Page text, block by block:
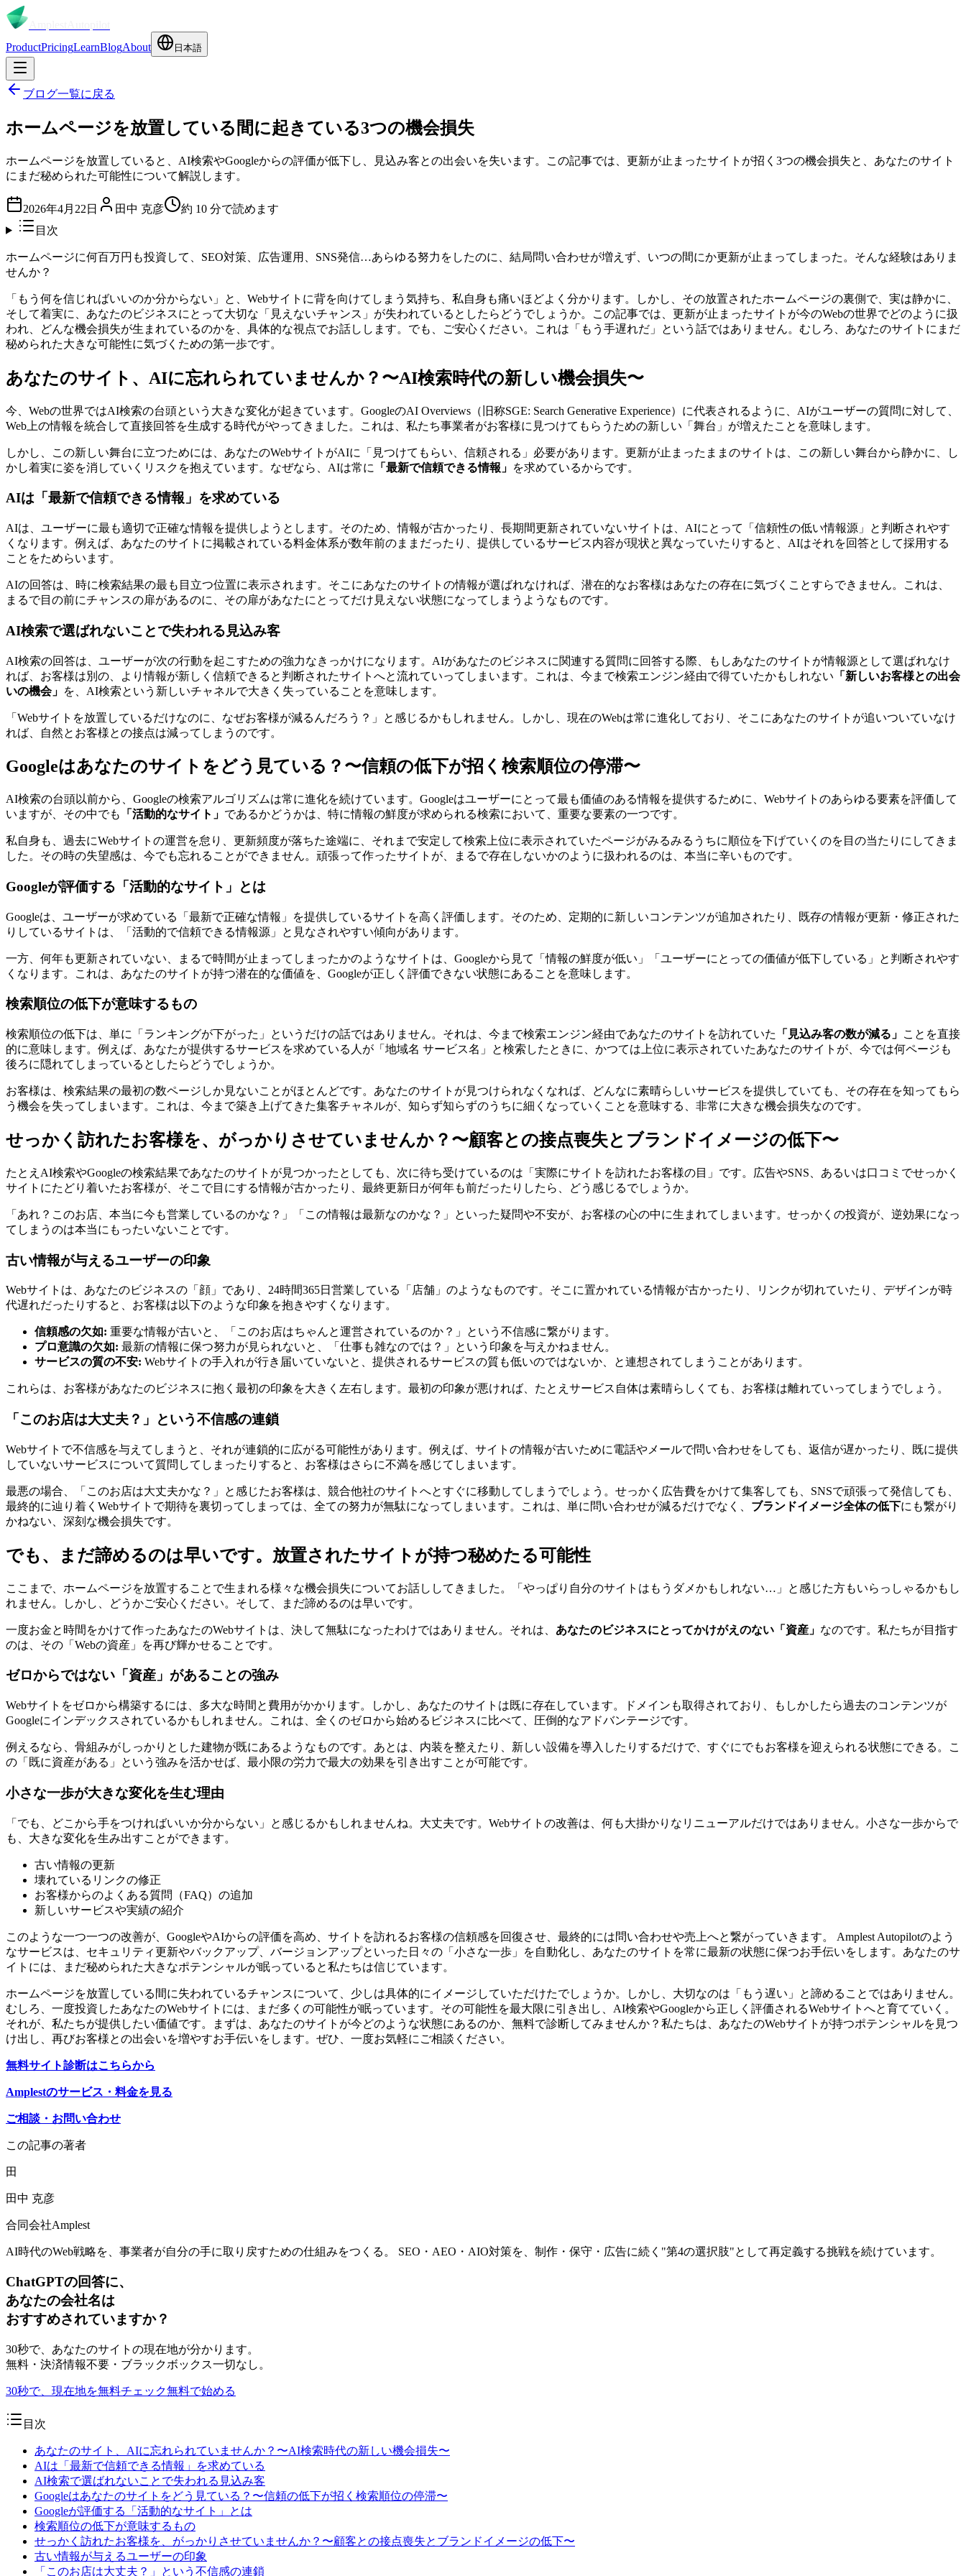
ProductPricingLearnBlogAbout 日本語
ブログ一覧に戻る
ホームページを放置している間に起きている3つの機会損失
ホームページを放置していると、AI検索やGoogleからの評価が低下し、見込み客との出会いを失います。この記事では、更新が止まったサイトが招く3つの機会損失と、あなたのサイト
にまだ秘められた可能性について解説します。
2026年4月22日 田中 克彦 約 10 分で読めます
目次
ホームページに何百万円も投資して、SEO対策、広告運用、SNS発信…あらゆる努力をしたのに、結局問い合わせが増えず、いつの間にか更新が止まってしまった。そんな経験はありま
せんか？
「もう何を信じればいいのか分からない」と、Webサイトに背を向けてしまう気持ち、私自身も痛いほどよく分かります。しかし、その放置されたホームページの裏側で、実は静かに、
そして着実に、あなたのビジネスにとって大切な「見えないチャンス」が失われているとしたらどうでしょうか。この記事では、更新が止まったサイトが今のWebの世界でどのように扱
われ、どんな機会損失が生まれているのかを、具体的な視点でお話しします。でも、ご安心ください。これは「もう手遅れだ」という話ではありません。むしろ、あなたのサイトにまだ
秘められた大きな可能性に気づくための第一歩です。
あなたのサイト、AIに忘れられていませんか？〜AI検索時代の新しい機会損失〜
今、Webの世界ではAI検索の台頭という大きな変化が起きています。GoogleのAI Overviews（旧称SGE: Search Generative Experience）に代表されるように、AIがユーザーの質問に対して、
Web上の情報を統合して直接回答を生成する時代がやってきました。これは、私たち事業者がお客様に見つけてもらうための新しい「舞台」が増えたことを意味します。
しかし、この新しい舞台に立つためには、あなたのWebサイトがAIに「見つけてもらい、信頼される」必要があります。更新が止まったままのサイトは、この新しい舞台から静かに、し
かし着実に姿を消していくリスクを抱えています。なぜなら、AIは常に
「最新で信頼できる情報」 を求めているからです。
AIは「最新で信頼できる情報」を求めている
AIは、ユーザーに最も適切で正確な情報を提供しようとします。そのため、情報が古かったり、長期間更新されていないサイトは、AIにとって「信頼性の低い情報源」と判断されやす
くなります。例えば、あなたのサイトに掲載されている料金体系が数年前のままだったり、提供しているサービス内容が現状と異なっていたりすると、AIはそれを回答として採用する
ことをためらいます。
AIの回答は、時に検索結果の最も目立つ位置に表示されます。そこにあなたのサイトの情報が選ばれなければ、潜在的なお客様はあなたの存在に気づくことすらできません。これは、
まるで目の前にチャンスの扉があるのに、その扉があなたにとってだけ見えない状態になってしまうようなものです。
AI検索で選ばれないことで失われる見込み客
AI検索の回答は、ユーザーが次の行動を起こすための強力なきっかけになります。AIがあなたのビジネスに関連する質問に回答する際、もしあなたのサイトが情報源として選ばれなけ
れば、お客様は別の、より情報が新しく信頼できると判断されたサイトへと流れていってしまいます。これは、今まで検索エンジン経由で得ていたかもしれない 「新しいお客様との出会
いの機会」 を、AI検索という新しいチャネルで大きく失っていることを意味します。
「Webサイトを放置しているだけなのに、なぜお客様が減るんだろう？」と感じるかもしれません。しかし、現在のWebは常に進化しており、そこにあなたのサイトが追いついていなけ
れば、自然とお客様との接点は減ってしまうのです。
Googleはあなたのサイトをどう見ている？〜信頼の低下が招く検索順位の停滞〜
AI検索の台頭以前から、Googleの検索アルゴリズムは常に進化を続けています。Googleはユーザーにとって最も価値のある情報を提供するために、Webサイトのあらゆる要素を評価して
いますが、その中でも
「活動的なサイト」 であるかどうかは、特に情報の鮮度が求められる検索において、重要な要素の一つです。
私自身も、過去にWebサイトの運営を怠り、更新頻度が落ちた途端に、それまで安定して検索上位に表示されていたページがみるみるうちに順位を下げていくのを目の当たりにしてきま
した。その時の失望感は、今でも忘れることができません。頑張って作ったサイトが、まるで存在しないかのように扱われるのは、本当に辛いものです。
Googleが評価する「活動的なサイト」とは
Googleは、ユーザーが求めている「最新で正確な情報」を提供しているサイトを高く評価します。そのため、定期的に新しいコンテンツが追加されたり、既存の情報が更新・修正された
りしているサイトは、「活動的で信頼できる情報源」と見なされやすい傾向があります。
一方、何年も更新されていない、まるで時間が止まってしまったかのようなサイトは、Googleから見て「情報の鮮度が低い」「ユーザーにとっての価値が低下している」と判断されやす
くなります。これは、あなたのサイトが持つ潜在的な価値を、Googleが正しく評価できない状態にあることを意味します。
検索順位の低下が意味するもの
検索順位の低下は、単に「ランキングが下がった」というだけの話ではありません。それは、今まで検索エンジン経由であなたのサイトを訪れていた 「見込み客の数が減る」 ことを直接
的に意味します。例えば、あなたが提供するサービスを求めている人が「地域名 サービス名」と検索したときに、かつては上位に表示されていたあなたのサイトが、今では何ページも
後ろに隠れてしまっているとしたらどうでしょうか。
お客様は、検索結果の最初の数ページしか見ないことがほとんどです。あなたのサイトが見つけられなくなれば、どんなに素晴らしいサービスを提供していても、その存在を知ってもら
う機会を失ってしまいます。これは、今まで築き上げてきた集客チャネルが、知らず知らずのうちに細くなっていくことを意味する、非常に大きな機会損失なのです。
せっかく訪れたお客様を、がっかりさせていませんか？〜顧客との接点喪失とブランドイメージの低下〜
たとえAI検索やGoogleの検索結果であなたのサイトが見つかったとしても、次に待ち受けているのは「実際にサイトを訪れたお客様の目」です。広告やSNS、あるいは口コミでせっかく
サイトにたどり着いたお客様が、そこで目にする情報が古かったり、最終更新日が何年も前だったりしたら、どう感じるでしょうか。
「あれ？このお店、本当に今も営業しているのかな？」「この情報は最新なのかな？」といった疑問や不安が、お客様の心の中に生まれてしまいます。せっかくの投資が、逆効果になっ
てしまうのは本当にもったいないことです。
古い情報が与えるユーザーの印象
Webサイトは、あなたのビジネスの「顔」であり、24時間365日営業している「店舗」のようなものです。そこに置かれている情報が古かったり、リンクが切れていたり、デザインが時
代遅れだったりすると、お客様は以下のような印象を抱きやすくなります。
信頼感の欠如: 重要な情報が古いと、「このお店はちゃんと運営されているのか？」という不信感に繋がります。
プロ意識の欠如: 最新の情報に保つ努力が見られないと、「仕事も雑なのでは？」という印象を与えかねません。
サービスの質の不安: Webサイトの手入れが行き届いていないと、提供されるサービスの質も低いのではないか、と連想されてしまうことがあります。
これらは、お客様があなたのビジネスに抱く最初の印象を大きく左右します。最初の印象が悪ければ、たとえサービス自体は素晴らしくても、お客様は離れていってしまうでしょう。
「このお店は大丈夫？」という不信感の連鎖
Webサイトで不信感を与えてしまうと、それが連鎖的に広がる可能性があります。例えば、サイトの情報が古いために電話やメールで問い合わせをしても、返信が遅かったり、既に提供
していないサービスについて質問してしまったりすると、お客様はさらに不満を感じてしまいます。
最悪の場合、「このお店は大丈夫かな？」と感じたお客様は、競合他社のサイトへとすぐに移動してしまうでしょう。せっかく広告費をかけて集客しても、SNSで頑張って発信しても、
最終的に辿り着くWebサイトで期待を裏切ってしまっては、全ての努力が無駄になってしまいます。これは、単に問い合わせが減るだけでなく、 ブランドイメージ全体の低下にも繋がり
かねない、深刻な機会損失です。
でも、まだ諦めるのは早いです。放置されたサイトが持つ秘めたる可能性
ここまで、ホームページを放置することで生まれる様々な機会損失についてお話ししてきました。「やっぱり自分のサイトはもうダメかもしれない…」と感じた方もいらっしゃるかもし
れません。しかし、どうかご安心ください。そして、まだ諦めるのは早いです。
一度お金と時間をかけて作ったあなたのWebサイトは、決して無駄になったわけではありません。それは、 あなたのビジネスにとってかけがえのない「資産」 なのです。私たちが目指す
のは、その「Webの資産」を再び輝かせることです。
ゼロからではない「資産」があることの強み
Webサイトをゼロから構築するには、多大な時間と費用がかかります。しかし、あなたのサイトは既に存在しています。ドメインも取得されており、もしかしたら過去のコンテンツが
Googleにインデックスされているかもしれません。これは、全くのゼロから始めるビジネスに比べて、圧倒的なアドバンテージです。
例えるなら、骨組みがしっかりとした建物が既にあるようなものです。あとは、内装を整えたり、新しい設備を導入したりするだけで、すぐにでもお客様を迎えられる状態にできる。こ
の「既に資産がある」という強みを活かせば、最小限の労力で最大の効果を引き出すことが可能です。
小さな一歩が大きな変化を生む理由
「でも、どこから手をつければいいか分からない」と感じるかもしれませんね。大丈夫です。Webサイトの改善は、何も大掛かりなリニューアルだけではありません。小さな一歩からで
も、大きな変化を生み出すことができます。
古い情報の更新
壊れているリンクの修正
お客様からのよくある質問（FAQ）の追加
新しいサービスや実績の紹介
このような一つ一つの改善が、GoogleやAIからの評価を高め、サイトを訪れるお客様の信頼感を回復させ、最終的には問い合わせや売上へと繋がっていきます。 Amplest Autopilotのよう
なサービスは、セキュリティ更新やバックアップ、バージョンアップといった日々の「小さな一歩」を自動化し、あなたのサイトを常に最新の状態に保つお手伝いをします。あなたのサ
イトには、まだ秘められた大きなポテンシャルが眠っていると私たちは信じています。
ホームページを放置している間に失われているチャンスについて、少しは具体的にイメージしていただけたでしょうか。しかし、大切なのは「もう遅い」と諦めることではありません。
むしろ、一度投資したあなたのWebサイトには、まだ多くの可能性が眠っています。その可能性を最大限に引き出し、AI検索やGoogleから正しく評価されるWebサイトへと育てていく。
それが、私たちが提供したい価値です。まずは、あなたのサイトが今どのような状態にあるのか、無料で診断してみませんか？私たちは、あなたのWebサイトが持つポテンシャルを見つ
け出し、再びお客様との出会いを増やすお手伝いをします。ぜひ、一度お気軽にご相談ください。
無料サイト診断はこちらから
Amplestのサービス・料金を見る
ご相談・お問い合わせ
この記事の著者
田
田中 克彦
合同会社Amplest
AI時代のWeb戦略を、事業者が自分の手に取り戻すための仕組みをつくる。 SEO・AEO・AIO対策を、制作・保守・広告に続く"第4の選択肢"として再定義する挑戦を続けています。
ChatGPTの回答に、
あなたの会社名は
おすすめされていますか？
30秒で、あなたのサイトの現在地が分かります。
無料・決済情報不要・ブラックボックス一切なし。
30秒で、現在地を無料チェック無料で始める
目次
あなたのサイト、AIに忘れられていませんか？〜AI検索時代の新しい機会損失〜
AIは「最新で信頼できる情報」を求めている
AI検索で選ばれないことで失われる見込み客
Googleはあなたのサイトをどう見ている？〜信頼の低下が招く検索順位の停滞〜
Googleが評価する「活動的なサイト」とは
検索順位の低下が意味するもの
せっかく訪れたお客様を、がっかりさせていませんか？〜顧客との接点喪失とブランドイメージの低下〜
古い情報が与えるユーザーの印象
「このお店は大丈夫？」という不信感の連鎖